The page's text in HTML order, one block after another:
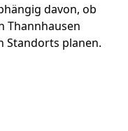
davon, ob
Thannhausen
Standorts planen.